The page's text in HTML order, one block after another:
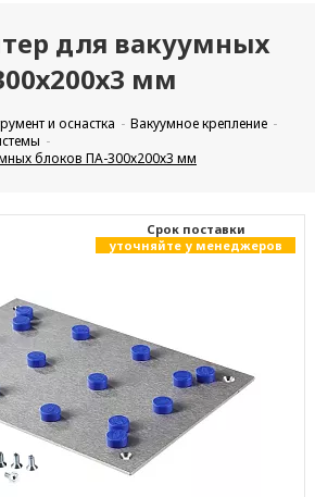
для вакуумных
мм
и оснастка
Вакуумное крепление
блоков ПА-300х200х3 мм
Cрок поставки
уточняйте у менеджеров